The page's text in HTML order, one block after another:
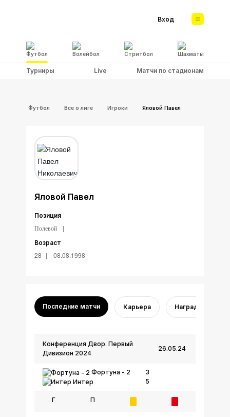
Футбол Волейбол Стритбол Шахматы
Вход
Турниры Live Матчи по стадионам
Футбол Все о лиге Игроки Яловой Павел
Яловой Павел
Позиция
Полевой
Возраст
28 08.08.1998
Последние матчи Карьера Награды
26.05.24
Конференция Двор. Первый
Дивизион 2024
Фортуна - 2
Интер
3
5
Г П